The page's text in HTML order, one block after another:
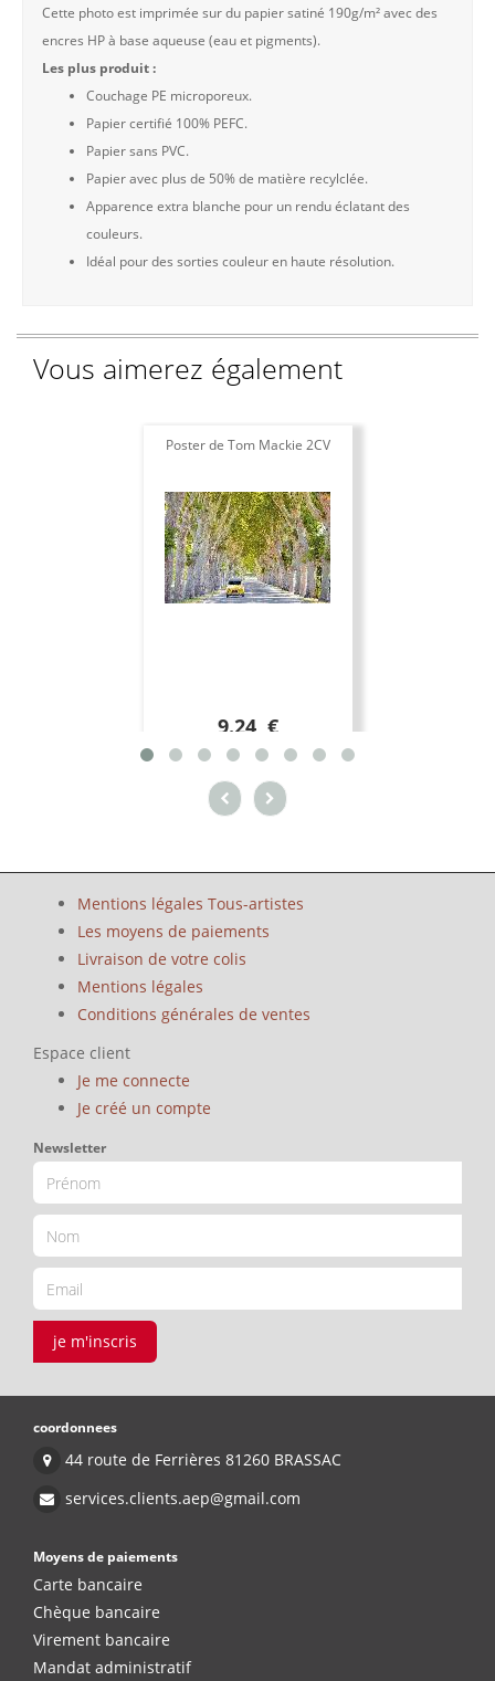
Cette photo est imprimée sur du papier satiné 190g/m² avec des
encres HP à base aqueuse (eau et pigments).
Les plus produit :
Couchage PE microporeux.
Papier certifié 100% PEFC.
Papier sans PVC.
Papier avec plus de 50% de matière recylclée.
Apparence extra blanche pour un rendu éclatant des
couleurs.
Idéal pour des sorties couleur en haute résolution.
Vous aimerez également
Poster de Tom Mackie 2CV
9.24 €
Mentions légales Tous-artistes
Les moyens de paiements
Livraison de votre colis
Mentions légales
Conditions générales de ventes
Espace client
Je me connecte
Je créé un compte
Newsletter
je m'inscris
coordonnees
44 route de Ferrières 81260 BRASSAC
services.clients.aep@gmail.com
Moyens de paiements
Carte bancaire
Chèque bancaire
Virement bancaire
Mandat administratif